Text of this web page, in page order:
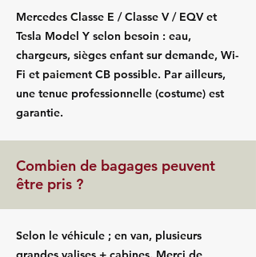
Mercedes Classe E / Classe V / EQV et
Tesla Model Y selon besoin : eau,
chargeurs, sièges enfant sur demande, Wi-
Fi et paiement CB possible. Par ailleurs,
une tenue professionnelle (costume) est
garantie.
Combien de bagages peuvent
être pris ?
Selon le véhicule ; en van, plusieurs